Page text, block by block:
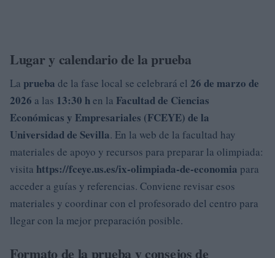
Lugar y calendario de la prueba
La prueba de la fase local se celebrará el 26 de marzo de
2026 a las 13:30 hen la Facultad de Ciencias
Económicas y Empresariales (FCEYE) de la
Universidad de Sevilla. En la web de la facultad hay
materiales de apoyo y recursos para preparar la olimpiada:
visita https://fceye.us.es/ix-olimpiada-de-economia para
acceder a guías y referencias. Conviene revisar esos
materiales y coordinar con el profesorado del centro para
llegar con la mejor preparación posible.
Formato de la prueba y consejos de